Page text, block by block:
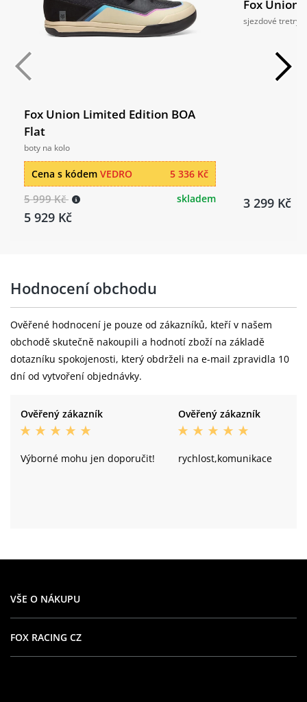
Fox Union Limited Edition BOA
Flat
boty na kolo
5 336 Kč
Cena s kódem VEDRO
5 999 Kč
5 929 Kč
skladem
Fox Union
sjezdové tretry
3 299 Kč
Hodnocení obchodu
Ověřené hodnocení je pouze od zákazníků, kteří v našem
obchodě skutečně nakoupili a hodnotí zboží na základě
dotazníku spokojenosti, který obdrželi na e-mail zpravidla 10
dní od vytvoření objednávky.
Ověřený zákazník
Výborné mohu jen doporučit!
Ověřený zákazník
rychlost,komunikace
VŠE O NÁKUPU
FOX RACING CZ